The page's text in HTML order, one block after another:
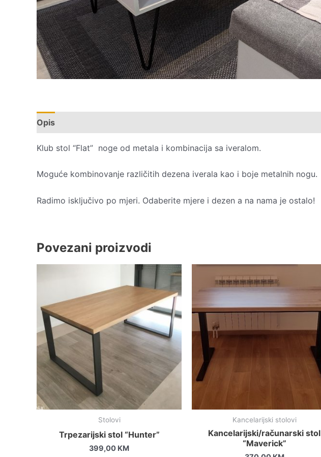
Opis
Klub stol “Flat” noge od metala i kombinacija sa iveralom.
Moguće kombinovanje različitih dezena iverala kao i boje metalnih nogu.
Radimo isključivo po mjeri. Odaberite mjere i dezen a na nama je ostalo!
Povezani proizvodi
Stolovi
Trpezarijski stol “Hunter”
399,00 KM
Kancelarijski stolovi
Kancelarijski/računarski stol
“Maverick”